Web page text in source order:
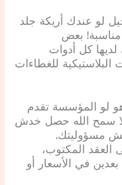
لو عندك أريكة جلد
مناسبة! بعض
كل أدوات
البلاستيكية للغطاءات
لو المؤسسة تقدم
لا سمح الله حصل خدش
مسؤوليتك.
العقد المكتوب،
في الأسعار أو